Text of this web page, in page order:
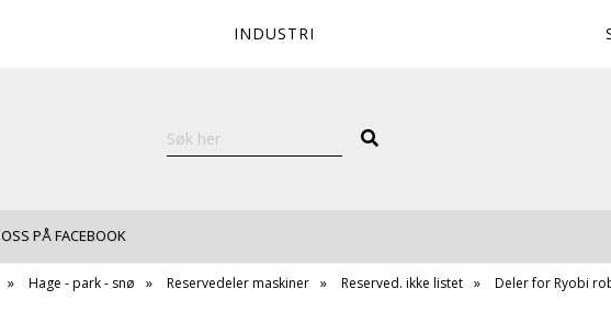
INDUSTRI
PÅ FACEBOOK
Hage - park - snø Reservedeler maskiner Reserved. ikke listet Deler for Ryobi